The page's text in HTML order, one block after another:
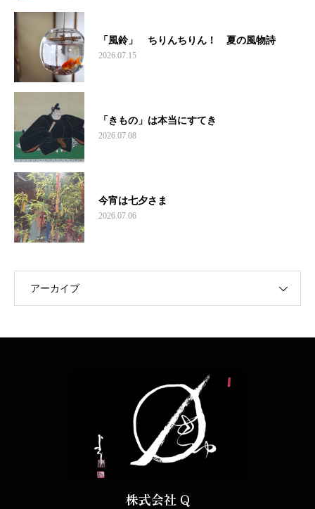
「風鈴」 ちりんちりん！ 夏の風物詩
2026.07.15
「きもの」は本当にすてき
2026.07.08
今宵は七夕さま
2026.07.06
アーカイブ
株式会社 Q